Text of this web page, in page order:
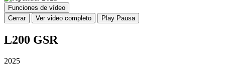
Funciones de vídeo
Cerrar
Ver video completo Play Pausa
L200 GSR
2025